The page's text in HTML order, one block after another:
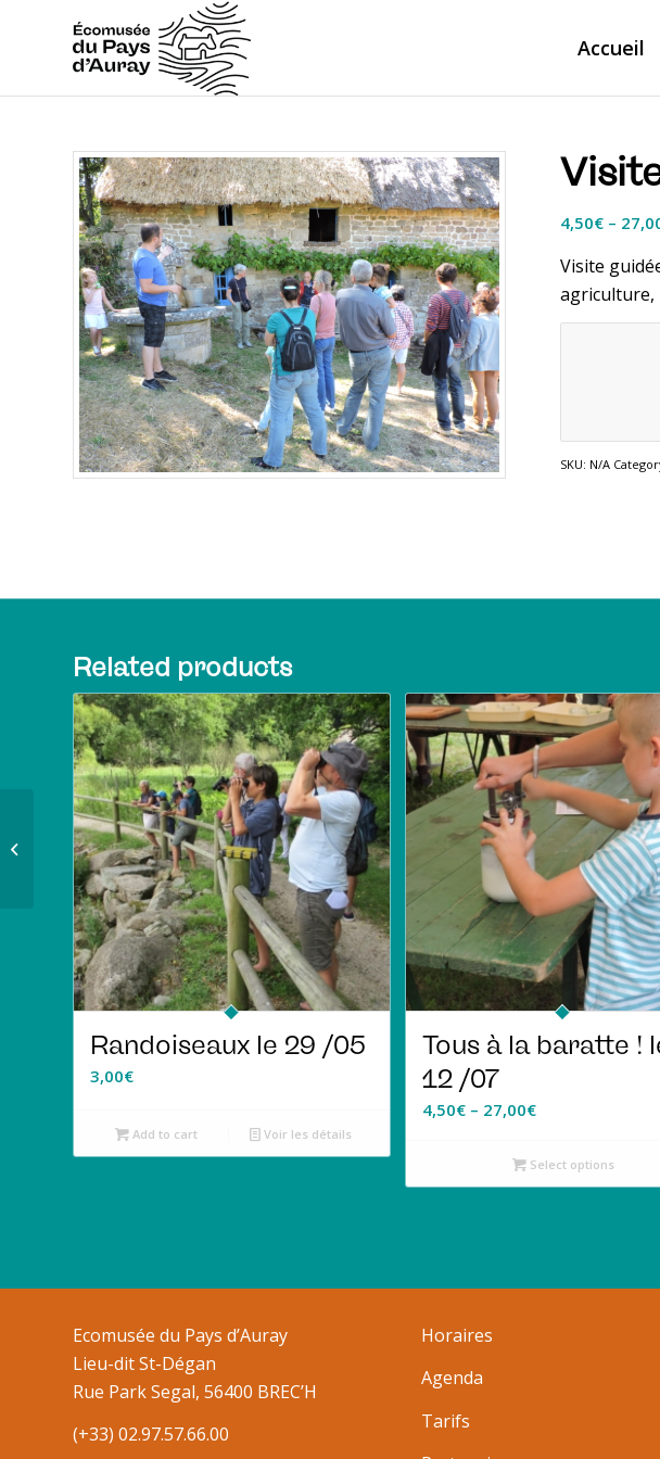
Accueil
4,50€ –
Visite
agriculture,
SKU: N/A
Related products
Randoiseaux le 29 /05
3,00€
Add to cart Voir les détails
Tous à la baratte !
12 /07
4,50€– 27,00€
Select options
Ecomusée du Pays d’Auray
Lieu-dit St-Dégan
Rue Park Segal, 56400 BREC’H
(+33) 02.97.57.66.00
Horaires
Agenda
Tarifs
Visite guidée des
chaumières du 29 /08